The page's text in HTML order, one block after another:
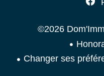
©2026
Changer ses